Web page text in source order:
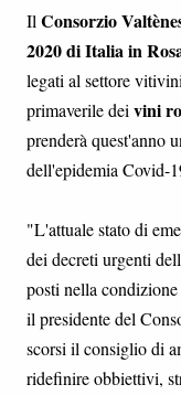
Il Consorzio
2020 di Italia in
legati al settore
primaverile dei vini
prenderà quest'anno
dell'epidemia Covid-
"L'attuale stato di
dei decreti urgenti
posti nella
il presidente del
scorsi il consiglio di
ridefinire obbiettivi,